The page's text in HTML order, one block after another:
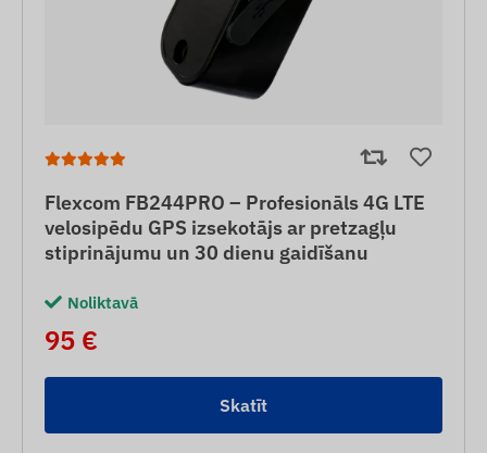
Flexcom FB244PRO – Profesionāls 4G LTE
velosipēdu GPS izsekotājs ar pretzagļu
stiprinājumu un 30 dienu gaidīšanu
Noliktavā
95 €
Skatīt